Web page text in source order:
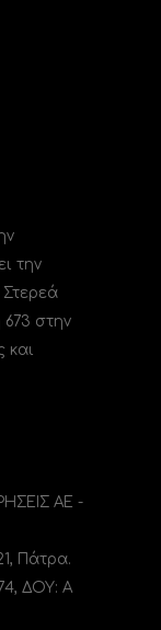
την
Στερεά
στην
και
ΑΕ -
Πάτρα.
ΔΟΥ: A